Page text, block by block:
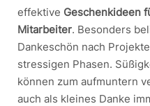
effektive Geschenkideen
Mitarbeiter. Besonders
Dankeschön nach
stressigen Phasen.
können zum aufmuntern
auch als kleines Danke